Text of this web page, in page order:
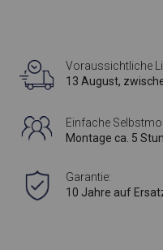
Voraussichtliche
13 August,
Einfache
Montage ca. 5
Garantie:
10 Jahre auf